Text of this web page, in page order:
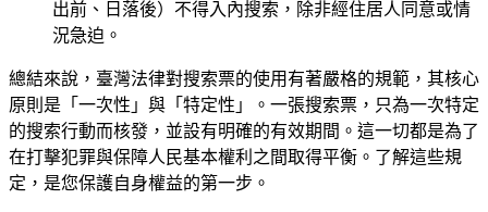
出前、日落後）不得入內搜索，除非經住居人同意或情
況急迫。
總結來說，臺灣法律對搜索票的使用有著嚴格的規範，其核心
原則是「一次性」與「特定性」。一張搜索票，只為一次特定
的搜索行動而核發，並設有明確的有效期間。這一切都是為了
在打擊犯罪與保障人民基本權利之間取得平衡。了解這些規
定，是您保護自身權益的第一步。